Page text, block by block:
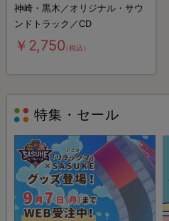
神崎・黒木／オリジナル・サウ
ンドトラック／CD
￥2,750（税込）
特集・セール